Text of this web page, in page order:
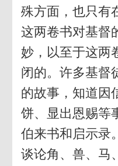
殊方面，也只有
这两卷书对基督
妙，以至于这两
闭的。许多基督
的故事，知道因
饼、显出恩赐等
伯来书和启示录
谈论角、兽、马